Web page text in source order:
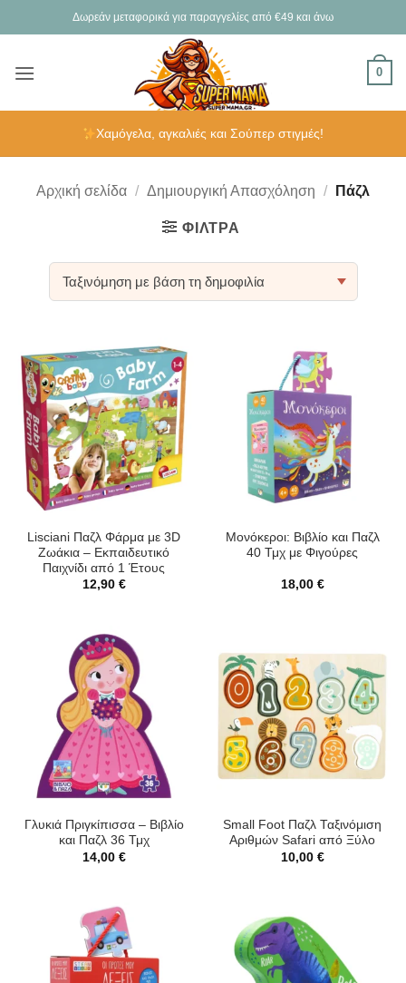
στο
Δωρεάν μεταφορικά για παραγγελίες από €49 και άνω
0
Χαμόγελα, αγκαλιές και Σούπερ στιγμές!
Αρχική σελίδα / Δημιουργική Απασχόληση / Πάζλ
ΦΊΛΤΡΑ
Lisciani Παζλ Φάρμα με 3D
Ζωάκια – Εκπαιδευτικό
Παιχνίδι από 1 Έτους
12,90 €
Μονόκεροι: Βιβλίο και Παζλ
40 Τμχ με Φιγούρες
18,00 €
Γλυκιά Πριγκίπισσα – Βιβλίο
και Παζλ 36 Τμχ
14,00 €
Small Foot Παζλ Ταξινόμιση
Αριθμών Safari από Ξύλο
10,00 €